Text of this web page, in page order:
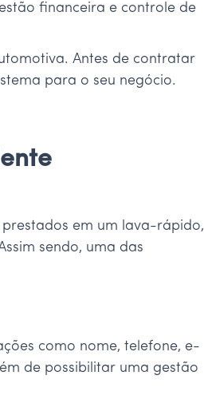
financeira e controle de
Antes de contratar
para o seu negócio.
em um lava-rápido,
sendo, uma das
como nome, telefone, e-
de possibilitar uma gestão